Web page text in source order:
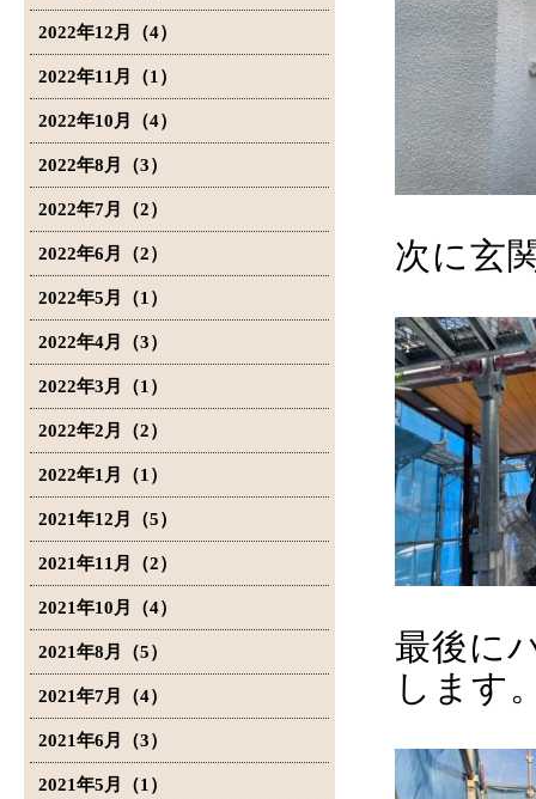
2022年12月（4）
2022年11月（1）
2022年10月（4）
2022年8月（3）
2022年7月（2）
2022年6月（2）
2022年5月（1）
2022年4月（3）
2022年3月（1）
2022年2月（2）
2022年1月（1）
2021年12月（5）
2021年11月（2）
2021年10月（4）
2021年8月（5）
2021年7月（4）
2021年6月（3）
2021年5月（1）
次に玄
最後に
します